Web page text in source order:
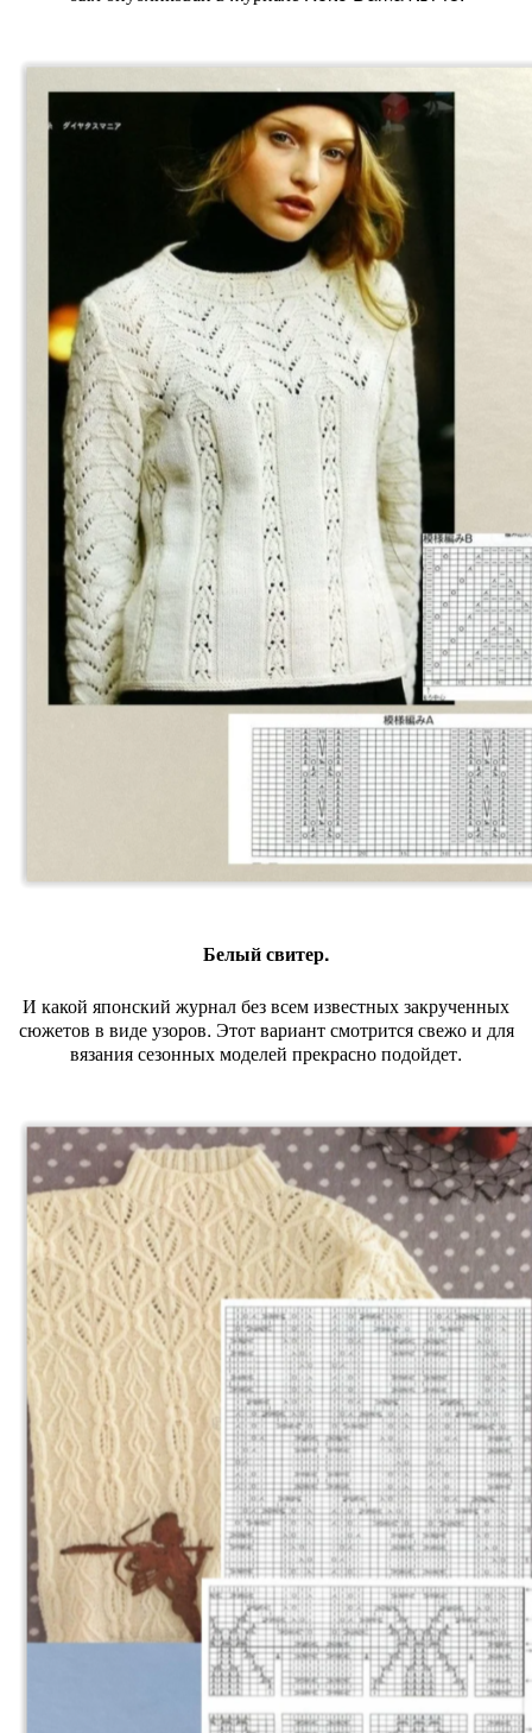
Белый свитер.
И какой японский журнал без всем известных закрученных
сюжетов в виде узоров. Этот вариант смотрится свежо и для
вязания сезонных моделей прекрасно подойдет.